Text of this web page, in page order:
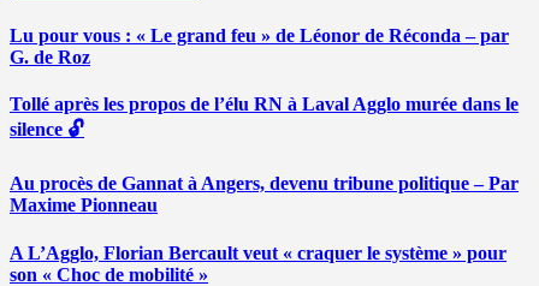
Lu pour vous : « Le grand feu » de Léonor de Réconda – par
G. de Roz
Tollé après les propos de l’élu RN à Laval Agglo murée dans le
silence 🔓
Au procès de Gannat à Angers, devenu tribune politique – Par
Maxime Pionneau
A L’Agglo, Florian Bercault veut « craquer le système » pour
son « Choc de mobilité »